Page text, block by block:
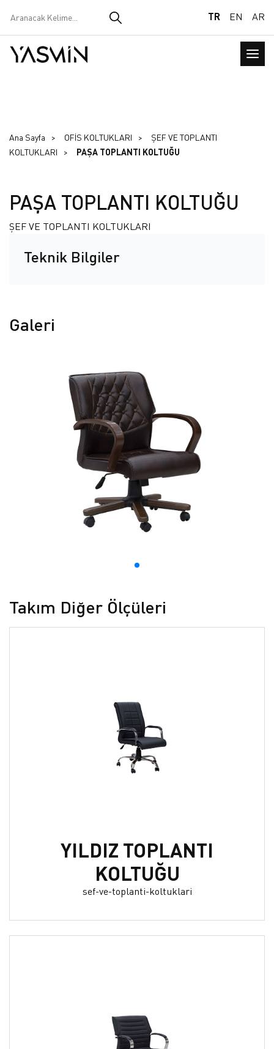
TR EN AR
Ana Sayfa OFİS KOLTUKLARI
ŞEF VE TOPLANTI
KOLTUKLARI
PAŞA TOPLANTI KOLTUĞU
PAŞA TOPLANTI KOLTUĞU
ŞEF VE TOPLANTI KOLTUKLARI
Teknik Bilgiler
Galeri
Takım Diğer Ölçüleri
YILDIZ TOPLANTI
KOLTUĞU
sef-ve-toplanti-koltuklari